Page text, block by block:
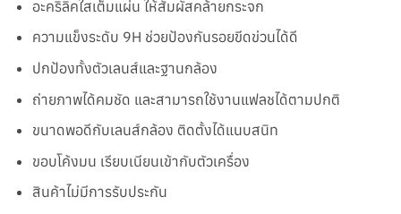
อะคริลิคใสเต็มแผ่น ให้สัมผัสคล้ายกระจก
ความแข็งระดับ 9H ช่วยป้องกันรอยขีดข่วนได้ดี
ปกป้องทั้งตัวเลนส์และฐานกล้อง
ถ่ายภาพได้คมชัด และสามารถใช้งานแฟลชได้ตามปกติ
ขนาดพอดีกับเลนส์กล้อง ติดตั้งได้แนบสนิท
ขอบโค้งมน เรียบเนียนเข้ากับตัวเครื่อง
สินค้าไม่มีการรับประกัน